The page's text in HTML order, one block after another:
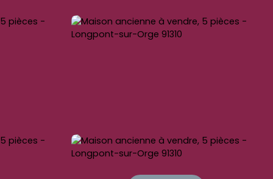
NOS SERVICES CONTACT